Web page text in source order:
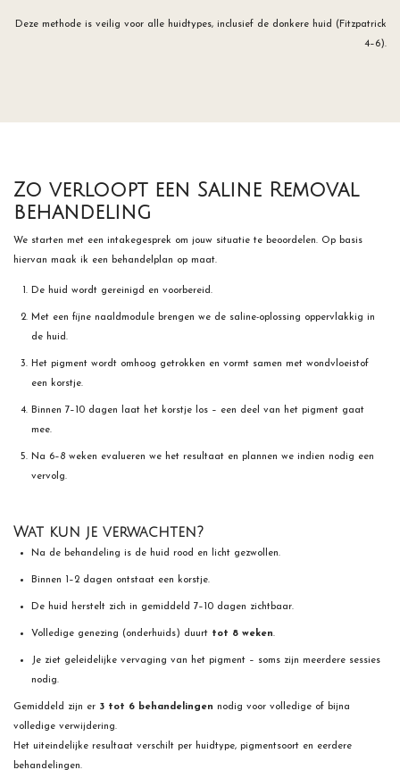
Deze methode is veilig voor alle huidtypes, inclusief de donkere huid (Fitzpatrick
4–6).
Zo verloopt een Saline Removal
behandeling
We starten met een intakegesprek om jouw situatie te beoordelen. Op basis
hiervan maak ik een behandelplan op maat.
De huid wordt gereinigd en voorbereid.
Met een fijne naaldmodule brengen we de saline-oplossing oppervlakkig in
de huid.
Het pigment wordt omhoog getrokken en vormt samen met wondvloeistof
een korstje.
Binnen 7–10 dagen laat het korstje los – een deel van het pigment gaat
mee.
Na 6–8 weken evalueren we het resultaat en plannen we indien nodig een
vervolg.
Wat kun je verwachten?
Na de behandeling is de huid rood en licht gezwollen.
Binnen 1–2 dagen ontstaat een korstje.
De huid herstelt zich in gemiddeld 7–10 dagen zichtbaar.
Volledige genezing (onderhuids) duurt tot 8 weken.
Je ziet geleidelijke vervaging van het pigment – soms zijn meerdere sessies
nodig.
Gemiddeld zijn er 3 tot 6 behandelingen nodig voor volledige of bijna
volledige verwijdering.
Het uiteindelijke resultaat verschilt per huidtype, pigmentsoort en eerdere
behandelingen.